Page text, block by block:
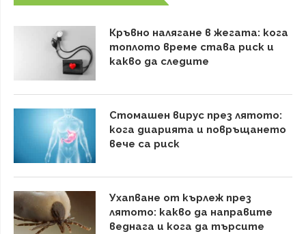
Кръвно налягане в жегата: кога
топлото време става риск и
какво да следите
Стомашен вирус през лятото:
кога диарията и повръщането
вече са риск
Ухапване от кърлеж през
лятото: какво да направите
веднага и кога да търсите